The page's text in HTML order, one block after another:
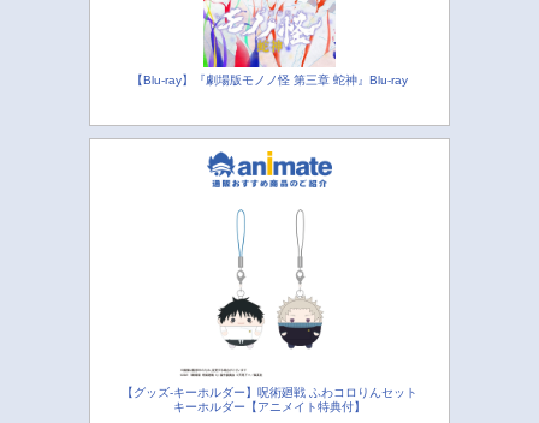
【Blu-ray】『劇場版モノノ怪 第三章 蛇神』Blu-ray
【グッズ-キーホルダー】呪術廻戦 ふわコロりんセット
キーホルダー【アニメイト特典付】